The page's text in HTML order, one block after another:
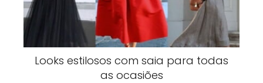
Looks estilosos com saia para todas
as ocasiões